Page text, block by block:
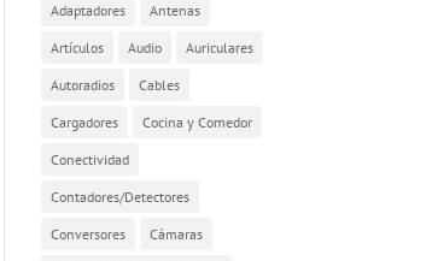
Adaptadores Antenas
Artículos Audio Auriculares
Autoradios Cables
Cargadores Cocina y Comedor
Conectividad
Contadores/Detectores
Conversores Cámaras